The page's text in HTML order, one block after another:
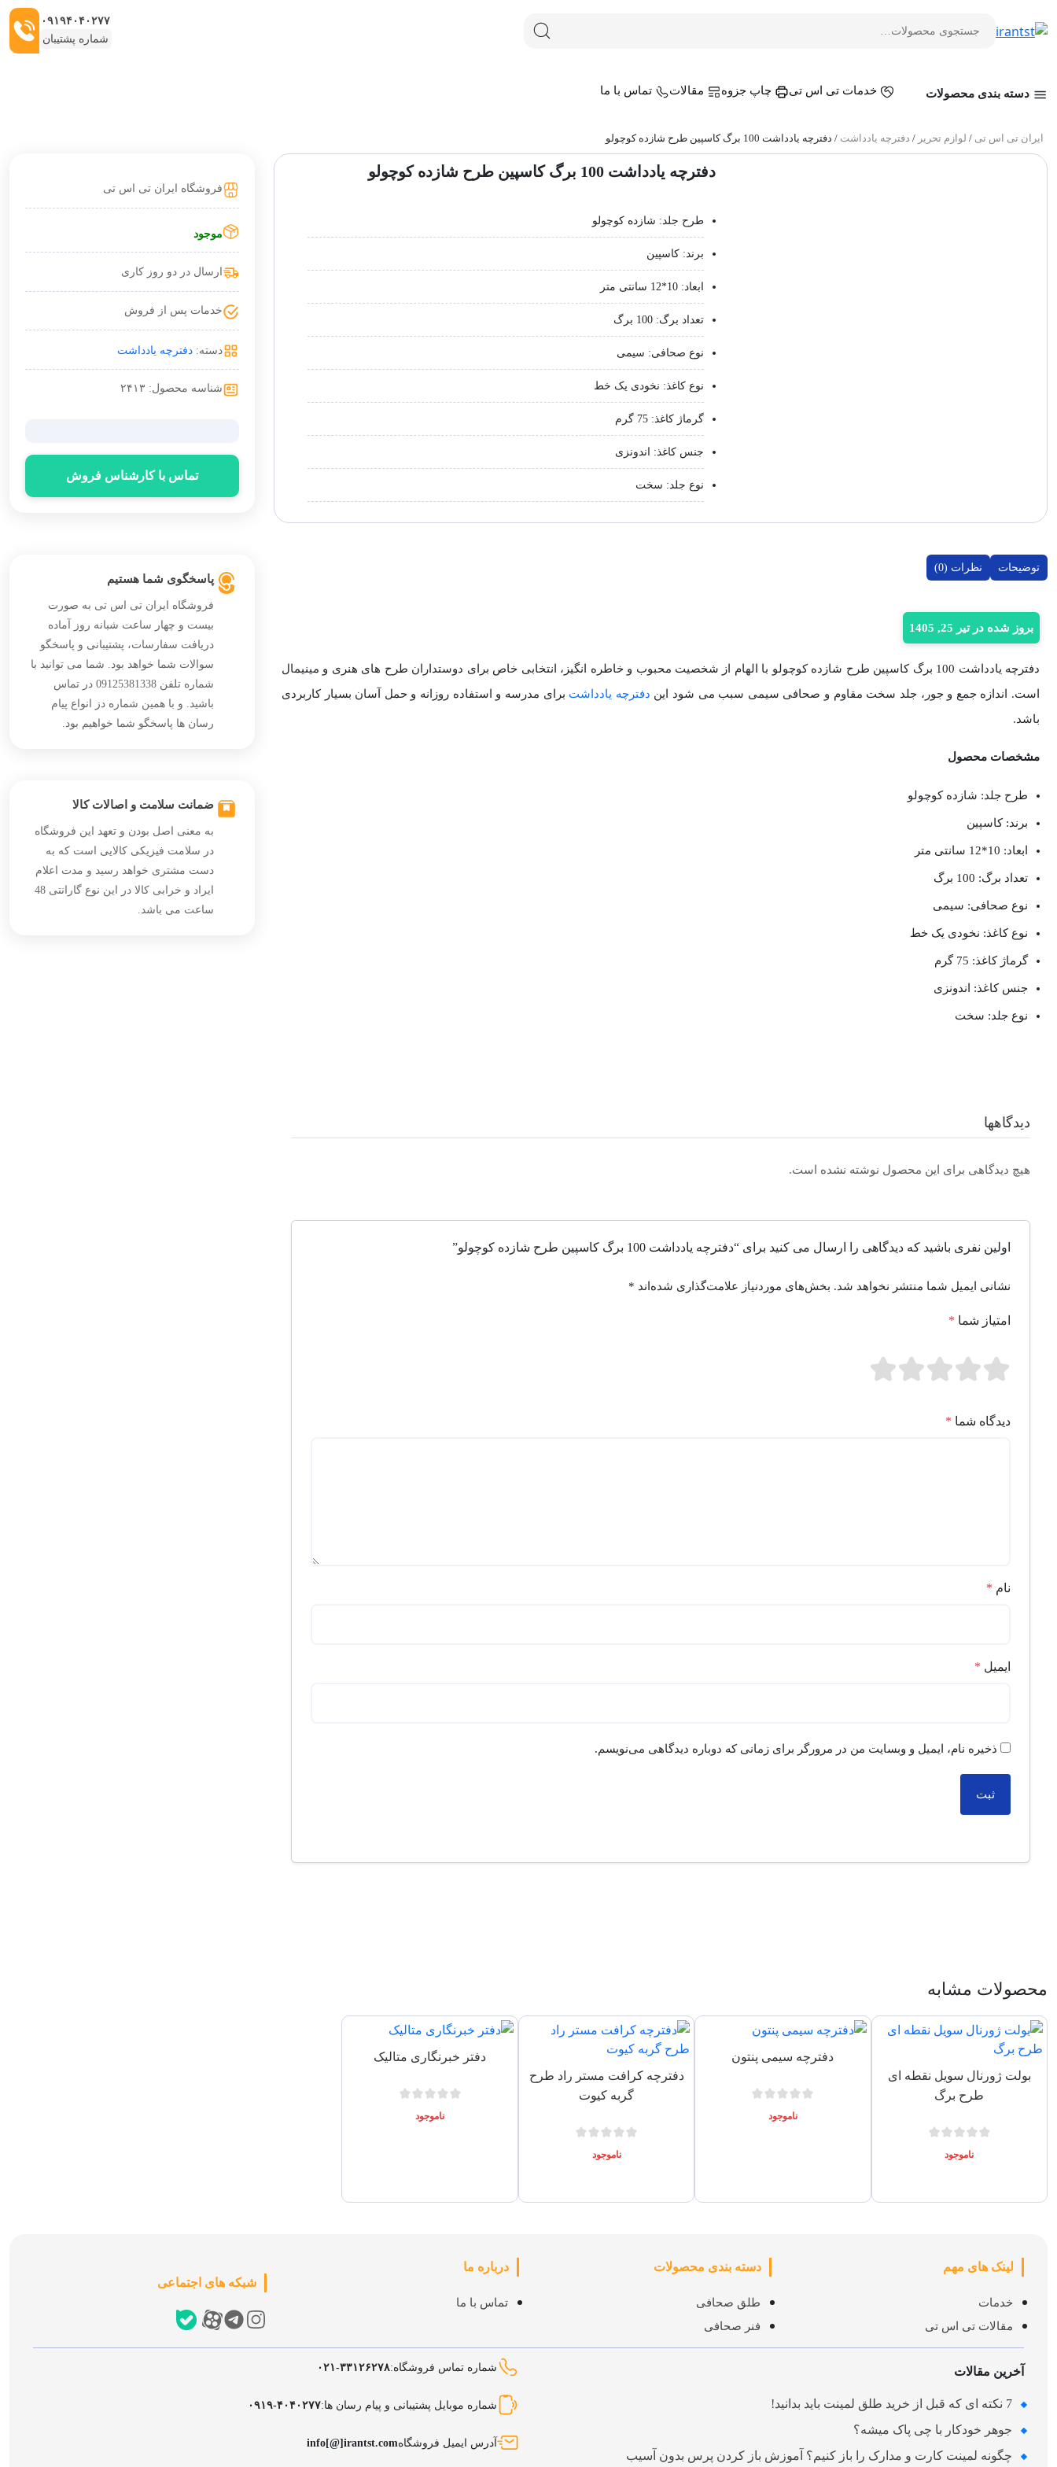
۰۹۱۹۴۰۴۰۲۷۷
شماره پشتیبان
دسته بندی محصولات خدمات تی اس تی چاپ جزوه مقالات تماس با ما
ایران تی اس تی / لوازم تحریر / دفترچه یادداشت / دفترچه یادداشت 100 برگ کاسپین طرح شازده کوچولو
دفترچه یادداشت 100 برگ کاسپین طرح شازده کوچولو
طرح جلد: شازده کوچولو
برند: کاسپین
ابعاد: 10*12 سانتی‌ متر
تعداد برگ: 100 برگ
نوع صحافی: سیمی
نوع کاغذ: نخودی یک خط
گرماژ کاغذ: 75 گرم
جنس کاغذ: اندونزی
نوع جلد: سخت
فروشگاه ایران تی اس تی
موجود
ارسال در دو روز کاری
خدمات پس از فروش
دسته: دفترچه یادداشت
شناسه محصول: ۲۴۱۳
تماس با کارشناس فروش
توضیحات نظرات (0)
بروز شده در تیر 25, 1405
دفترچه یادداشت 100 برگ کاسپین طرح شازده کوچولو با الهام از شخصیت محبوب و خاطره‌ انگیز، انتخابی خاص برای دوستداران طرح‌ های هنری و مینیمال
است. اندازه جمع‌ و جور، جلد سخت مقاوم و صحافی سیمی سبب می شود این دفترچه یادداشت برای مدرسه و استفاده روزانه و حمل آسان بسیار کاربردی
باشد.
مشخصات محصول
طرح جلد: شازده کوچولو
برند: کاسپین
ابعاد: 10*12 سانتی‌ متر
تعداد برگ: 100 برگ
نوع صحافی: سیمی
نوع کاغذ: نخودی یک خط
گرماژ کاغذ: 75 گرم
جنس کاغذ: اندونزی
نوع جلد: سخت
دیدگاهها
هیچ دیدگاهی برای این محصول نوشته نشده است.
اولین نفری باشید که دیدگاهی را ارسال می کنید برای “دفترچه یادداشت 100 برگ کاسپین طرح شازده کوچولو”
نشانی ایمیل شما منتشر نخواهد شد. بخش‌های موردنیاز علامت‌گذاری شده‌اند *
امتیاز شما *
دیدگاه شما *
نام *
ایمیل *
ذخیره نام، ایمیل و وبسایت من در مرورگر برای زمانی که دوباره دیدگاهی می‌نویسم.
پاسخگوی شما هستیم
فروشگاه ایران تی اس تی به صورت
بیست و چهار ساعت شبانه روز آماده
دریافت سفارسات، پشتیبانی و پاسخگو
سوالات شما خواهد بود. شما می توانید با
شماره تلفن 09125381338 در تماس
باشید. و با همین شماره دز انواع پیام
رسان ها پاسخگو شما خواهیم بود.
ضمانت سلامت و اصالات کالا
به معنی اصل بودن و تعهد این فروشگاه
در سلامت فیزیکی کالایی است که به
دست مشتری خواهد رسید و مدت اعلام
ایراد و خرابی کالا در این نوع گارانتی 48
ساعت می باشد.
محصولات مشابه
بولت ژورنال سویل نقطه ای
طرح برگ
ناموجود
دفترچه سیمی پنتون
ناموجود
دفترچه کرافت مستر راد طرح
گربه کیوت
ناموجود
دفتر خبرنگاری متالیک
ناموجود
لینک های مهم
خدمات
مقالات تی اس تی
دسته بندی محصولات
طلق صحافی
فنر صحافی
درباره ما
تماس با ما
شبکه های اجتماعی
آخرین مقالات
7 نکته‌ ای که قبل از خرید طلق لمینت باید بدانید!
جوهر خودکار با چی پاک میشه؟
چگونه لمینت کارت و مدارک را باز کنیم؟ آموزش باز کردن پرس بدون آسیب
شماره تماس فروشگاه:۰۲۱-۳۳۱۲۶۲۷۸
شماره موبایل پشتیبانی و پیام رسان ها:۰۹۱۹-۴۰۴۰۲۷۷
آدرس ایمیل فروشگاهinfo[@]irantst.com